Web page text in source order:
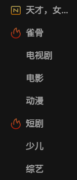
天才，女友
雀骨
电视剧
电影
动漫
短剧
少儿
综艺